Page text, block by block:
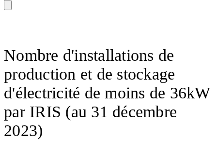
Nombre d'installations de
production et de stockage
d'électricité de moins de 36kW
par IRIS (au 31 décembre
2023)